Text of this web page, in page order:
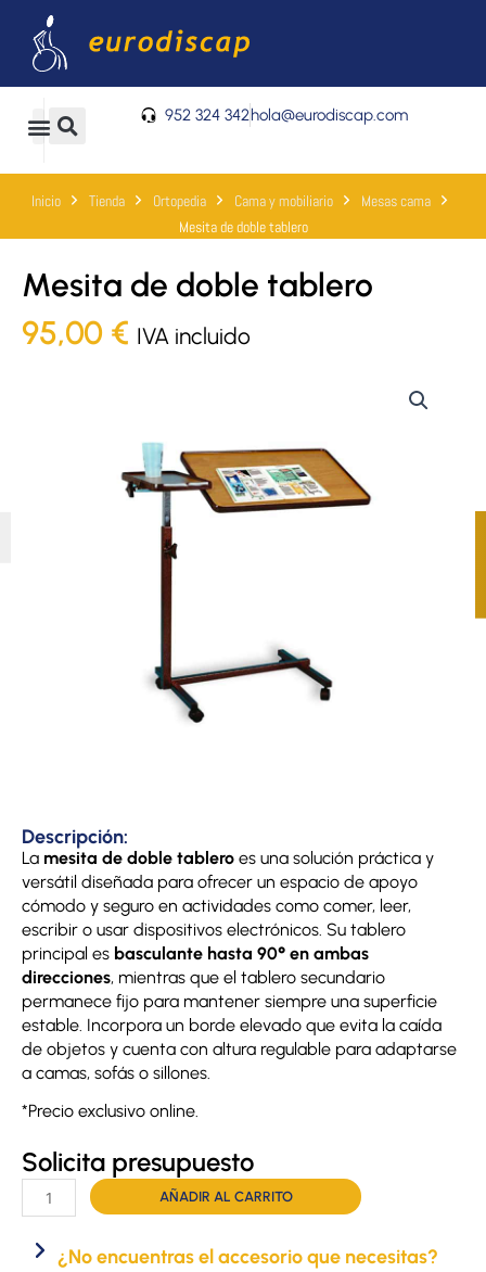
contenido
0
Carrito 952 324 342hola@eurodiscap.com
Inicio Tienda Ortopedia Cama y mobiliario
Mesas cama
Mesita de doble tablero
Mesita de doble tablero
95,00 € IVA incluido
Descripción:
La mesita de doble tablero es una solución práctica y
versátil diseñada para ofrecer un espacio de apoyo
cómodo y seguro en actividades como comer, leer,
escribir o usar dispositivos electrónicos. Su tablero
principal es basculante hasta 90° en ambas
direcciones, mientras que el tablero secundario
permanece fijo para mantener siempre una superficie
estable. Incorpora un borde elevado que evita la caída
de objetos y cuenta con altura regulable para adaptarse
a camas, sofás o sillones.
*Precio exclusivo online.
Solicita presupuesto
Mesita
de
tablero
AÑADIR AL CARRITO
¿No encuentras el accesorio que necesitas?